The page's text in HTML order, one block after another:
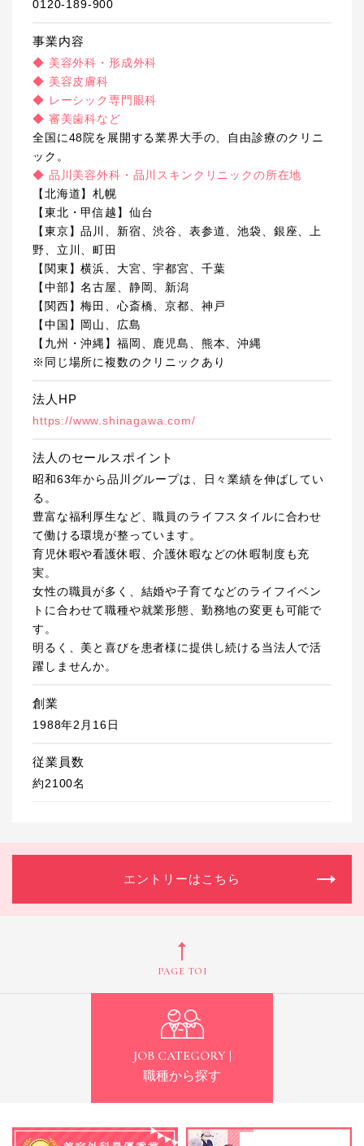
0120-189-900
事業内容
◆ 美容外科・形成外科
◆ 美容皮膚科
◆ レーシック専門眼科
◆ 審美歯科など
全国に48院を展開する業界大手の、自由診療のクリニ
ック。
◆ 品川美容外科・品川スキンクリニックの所在地
【北海道】札幌
【東北・甲信越】仙台
【東京】品川、新宿、渋谷、表参道、池袋、銀座、上
野、立川、町田
【関東】横浜、大宮、宇都宮、千葉
【中部】名古屋、静岡、新潟
【関西】梅田、心斎橋、京都、神戸
【中国】岡山、広島
【九州・沖縄】福岡、鹿児島、熊本、沖縄
※同じ場所に複数のクリニックあり
法人HP
https://www.shinagawa.com/
法人のセールスポイント
昭和63年から品川グループは、日々業績を伸ばしてい
る。
豊富な福利厚生など、職員のライフスタイルに合わせ
て働ける環境が整っています。
育児休暇や看護休暇、介護休暇などの休暇制度も充
実。
女性の職員が多く、結婚や子育てなどのライフイベン
トに合わせて職種や就業形態、勤務地の変更も可能で
す。
明るく、美と喜びを患者様に提供し続ける当法人で活
躍しませんか。
創業
1988年2月16日
従業員数
約2100名
エントリーはこちら
JOB CATEGORY |
職種から探す
PAGE TOP